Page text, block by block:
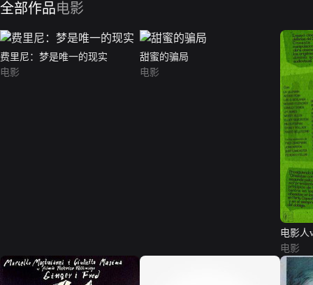
全部作品电影
费里尼：梦是唯一的现实
电影
甜蜜的骗局
电影
电影人
电影